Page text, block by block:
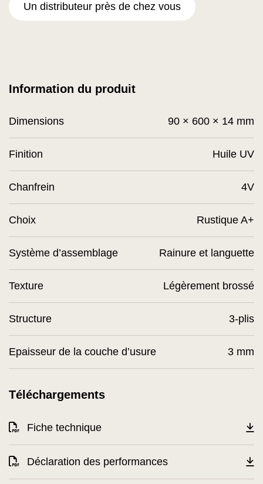
Un distributeur près de chez vous
Téléchargements
Fiche technique
Déclaration des performances
Information du produit
Dimensions 90 × 600 × 14 mm
Finition Huile UV
Chanfrein 4V
Choix Rustique A+
Système d’assemblage Rainure et languette
Texture Légèrement brossé
Structure 3-plis
Epaisseur de la couche d’usure 3 mm